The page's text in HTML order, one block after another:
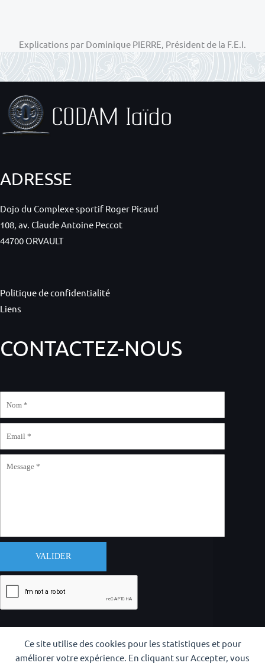
Ce site utilise des cookies pour les statistiques et pour
améliorer votre expérience. En cliquant sur Accepter, vous
Explications par Dominique PIERRE, Président de la F.E.I.
ADRESSE
Dojo du Complexe sportif Roger Picaud
108, av. Claude Antoine Peccot
44700 ORVAULT
Politique de confidentialité
Liens
CONTACTEZ-NOUS
VALIDER